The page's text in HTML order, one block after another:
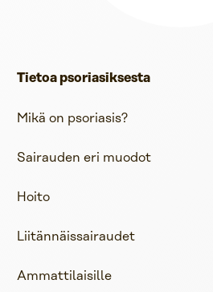
Tietoa psoriasiksesta
Mikä on psoriasis?
Sairauden eri muodot
Hoito
Liitännäissairaudet
Ammattilaisille